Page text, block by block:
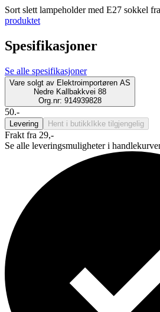
Sort slett lampeholder med E27 sokkel
produktet
Spesifikasjoner
Se alle spesifikasjoner
Vare solgt av Elektroimportøren AS
Nedre Kallbakkvei 88
Org.nr: 914939828
50.-
Levering Hent i butikk Ikke tilgjengelig
Frakt fra 29,-
Se alle leveringsmuligheter i